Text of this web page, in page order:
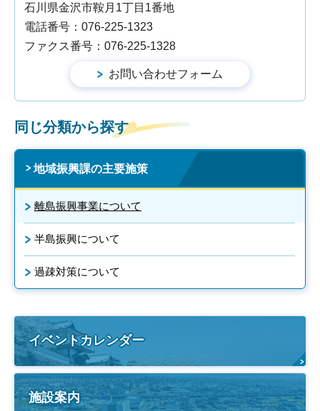
石川県金沢市鞍月1丁目1番地
電話番号：076-225-1323
ファクス番号：076-225-1328
同じ分類から探す
地域振興課の主要施策
離島振興事業について
半島振興について
過疎対策について
イベントカレンダー
施設案内